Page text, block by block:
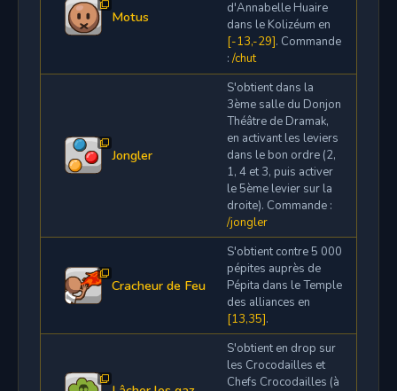
Motus
d'Annabelle Huaire
dans le Kolizéum en
[-13,-29]. Commande
: /chut
Jongler
S'obtient dans la
3ème salle du Donjon
Théâtre de Dramak,
en activant les leviers
dans le bon ordre (2,
1, 4 et 3, puis activer
le 5ème levier sur la
droite). Commande :
/jongler
Cracheur de Feu
S'obtient contre 5 000
pépites auprès de
Pépita dans le Temple
des alliances en
[13,35].
S'obtient en drop sur
les Crocodailles et
Chefs Crocodailles (à